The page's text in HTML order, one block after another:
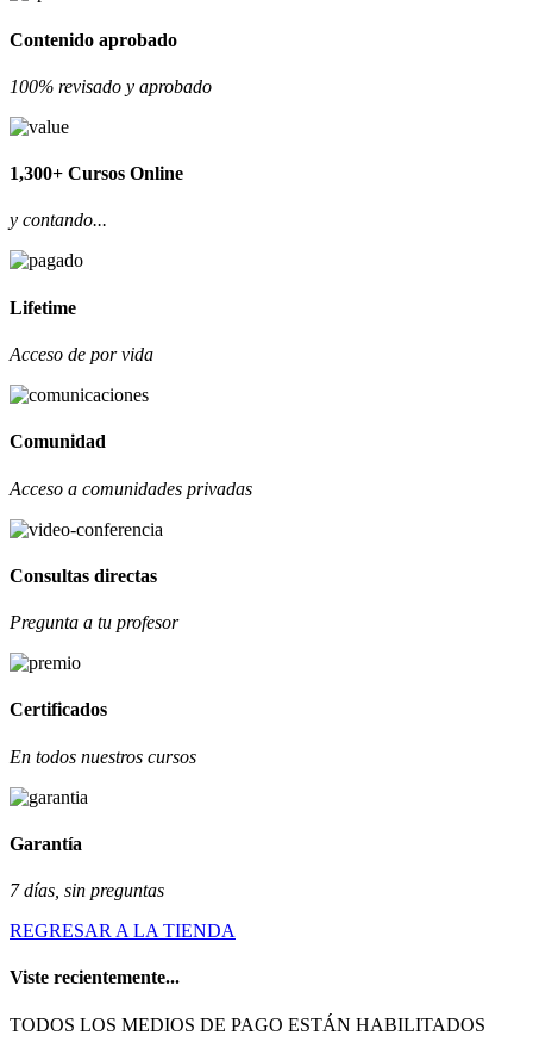
Contenido aprobado
100% revisado y aprobado
1,300+ Cursos Online
y contando...
Lifetime
Acceso de por vida
Comunidad
Acceso a comunidades privadas
Consultas directas
Pregunta a tu profesor
Certificados
En todos nuestros cursos
Garantía
7 días, sin preguntas
REGRESAR A LA TIENDA
Viste recientemente...
TODOS LOS MEDIOS DE PAGO ESTÁN HABILITADOS